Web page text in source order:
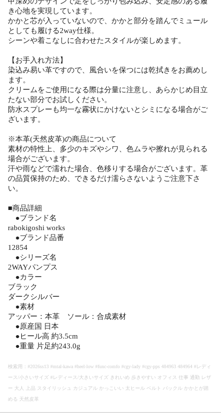
き心地を実現しています。
かかと芯が入っていないので、かかと部分を踏んでミュール
としても履ける2way仕様。
シーンや着こなしに合わせたスタイルが楽しめます。
【お手入れ方法】
染込み易い革ですので、風合いを保つには乾拭きをお薦めし
ます。
クリームをご使用になる際は分量に注意し、あらかじめ目立
たない部分でお試しください。
防水スプレーも均一な霧状にかけないとシミになる場合がご
ざいます。
※本革(天然皮革)の商品について
素材の特性上、多少のキズやシワ、色ムラや擦れが見られる
場合がございます。
汗や雨などで濡れた場合、色移りする場合がございます。革
の品質保持のため、できるだけ濡らさないようご注意下さ
い。
■商品詳細
●ブランド名
rabokigoshi works
●ブランド品番
12854
●シリーズ名
2WAYパンプス
●カラー
ブラック
ダークシルバー
●素材
アッパー：本革 ソール：合成素材
●原産国 日本
●ヒール高 約3.5cm
●重量 片足約243.0g
検索用：#2026ss13 #mtal-kawa #heel-low #func-comfo #cgy-lady #cgy-pps 484963 484964 #レディ
ース/小さいサイズ #レディース/大きいサイズ きれいめ 歩きやすい オフィス 仕事 通勤 レザ
ー 大人 上品 スタイリッシュ カジュアル かっこいい 太ヒール ベルト バックル かかとが踏
める 天然皮革